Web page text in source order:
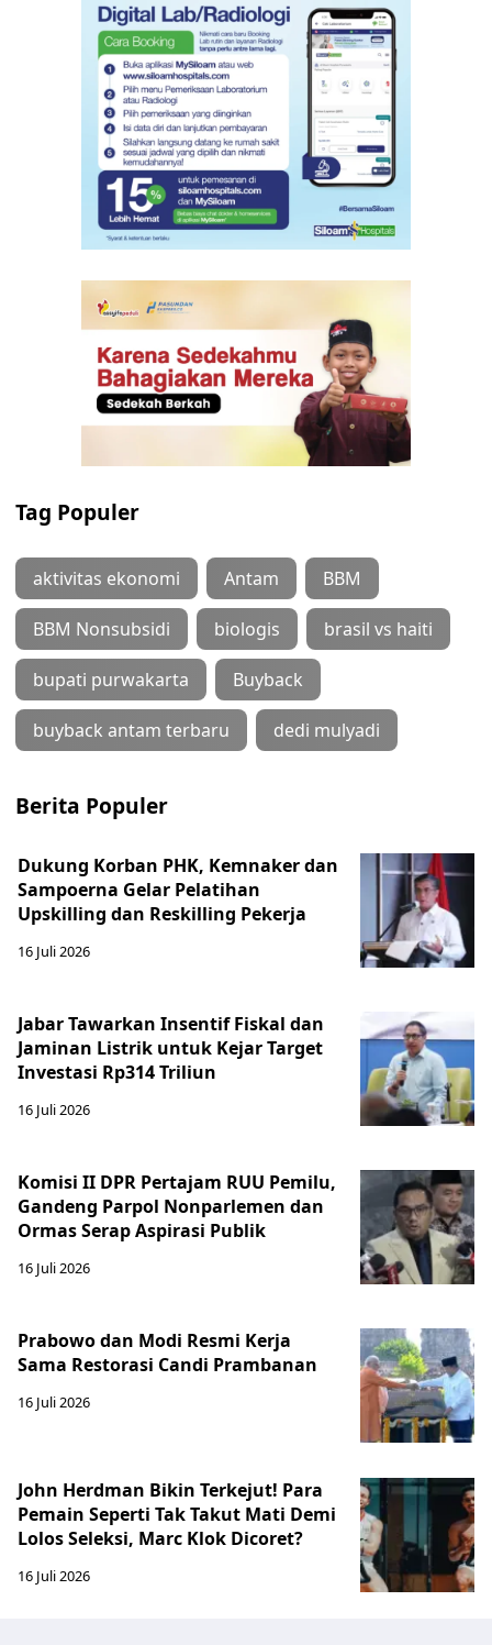
Tag Populer
aktivitas ekonomi Antam BBM
BBM Nonsubsidi biologis brasil vs haiti
bupati purwakarta Buyback
buyback antam terbaru dedi mulyadi
Berita Populer
Dukung Korban PHK, Kemnaker dan
Sampoerna Gelar Pelatihan
Upskilling dan Reskilling Pekerja
16 Juli 2026
Jabar Tawarkan Insentif Fiskal dan
Jaminan Listrik untuk Kejar Target
Investasi Rp314 Triliun
16 Juli 2026
Komisi II DPR Pertajam RUU Pemilu,
Gandeng Parpol Nonparlemen dan
Ormas Serap Aspirasi Publik
16 Juli 2026
Prabowo dan Modi Resmi Kerja
Sama Restorasi Candi Prambanan
16 Juli 2026
John Herdman Bikin Terkejut! Para
Pemain Seperti Tak Takut Mati Demi
Lolos Seleksi, Marc Klok Dicoret?
16 Juli 2026